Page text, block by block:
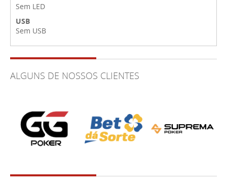
Sem LED
USB
Sem USB
ALGUNS DE NOSSOS CLIENTES